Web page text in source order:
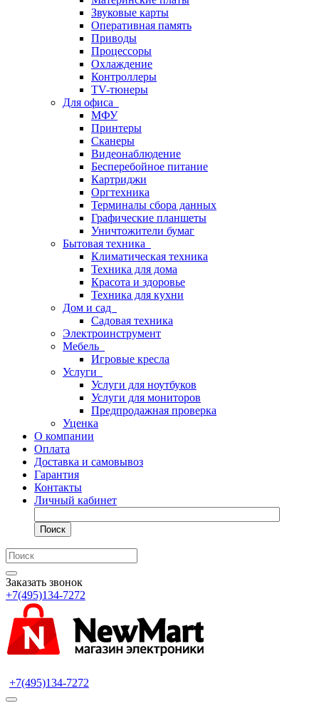
Звуковые карты
Оперативная память
Приводы
Процессоры
Охлаждение
Контроллеры
TV-тюнеры
Для офиса
МФУ
Принтеры
Сканеры
Видеонаблюдение
Бесперебойное питание
Картриджи
Оргтехника
Терминалы сбора данных
Графические планшеты
Уничтожители бумаг
Бытовая техника
Климатическая техника
Техника для дома
Красота и здоровье
Техника для кухни
Дом и сад
Садовая техника
Электроинструмент
Мебель
Игровые кресла
Услуги
Услуги для ноутбуков
Услуги для мониторов
Предпродажная проверка
Уценка
О компании
Оплата
Доставка и самовывоз
Гарантия
Контакты
Личный кабинет
Поиск
Заказать звонок
+7(495)134-7272
+7(495)134-7272